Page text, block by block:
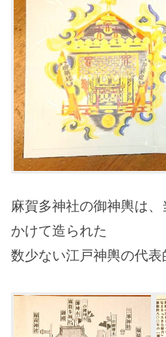
麻賀多神社の御神輿は
かけて造られた
数少ない江戸神輿の代表